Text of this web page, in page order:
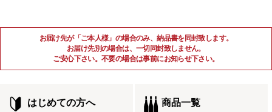
お届け先が「ご本人様」の場合のみ、納品書を同封致します。
お届け先別の場合は、一切同封致しません。
ご安心下さい。不要の場合は事前にお知らせ下さい。
はじめての方へ 商品一覧